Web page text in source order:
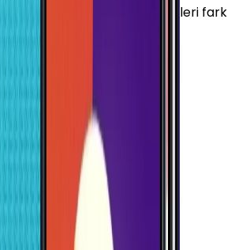
görünüm. Kullanım izleri fark
Karşılaştır